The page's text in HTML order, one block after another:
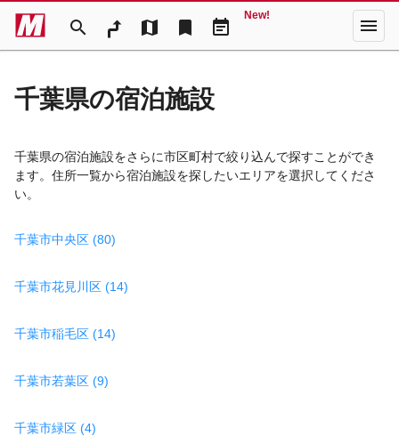
search map bookmark event_note
New! menu
千葉県の宿泊施設
千葉県の宿泊施設をさらに市区町村で絞り込んで探すことができ
ます。住所一覧から宿泊施設を探したいエリアを選択してくださ
い。
千葉市中央区 (80)
千葉市花見川区 (14)
千葉市稲毛区 (14)
千葉市若葉区 (9)
千葉市緑区 (4)